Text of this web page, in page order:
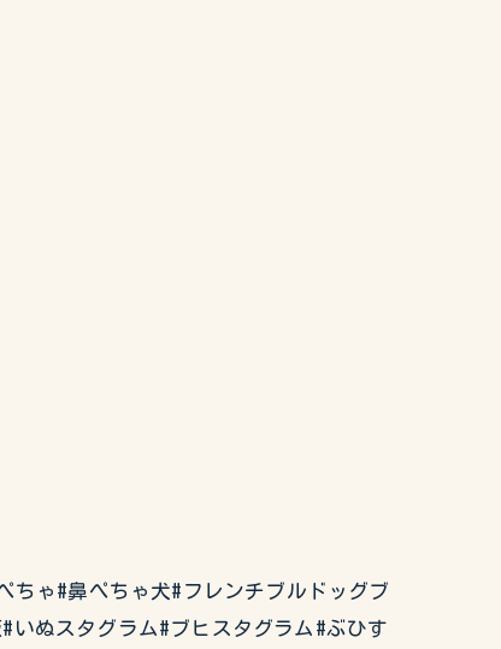
ちゃ#鼻ぺちゃ犬#フレンチブルドッグブ
いぬスタグラム#ブヒスタグラム#ぶひす